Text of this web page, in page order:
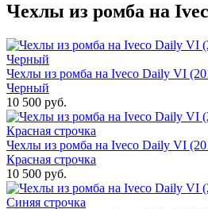
Чехлы из ромба на
Чехлы из ромба на Iveco Daily VI
Черный
10 500 руб.
Чехлы из ромба на Iveco Daily VI
Красная строчка
10 500 руб.